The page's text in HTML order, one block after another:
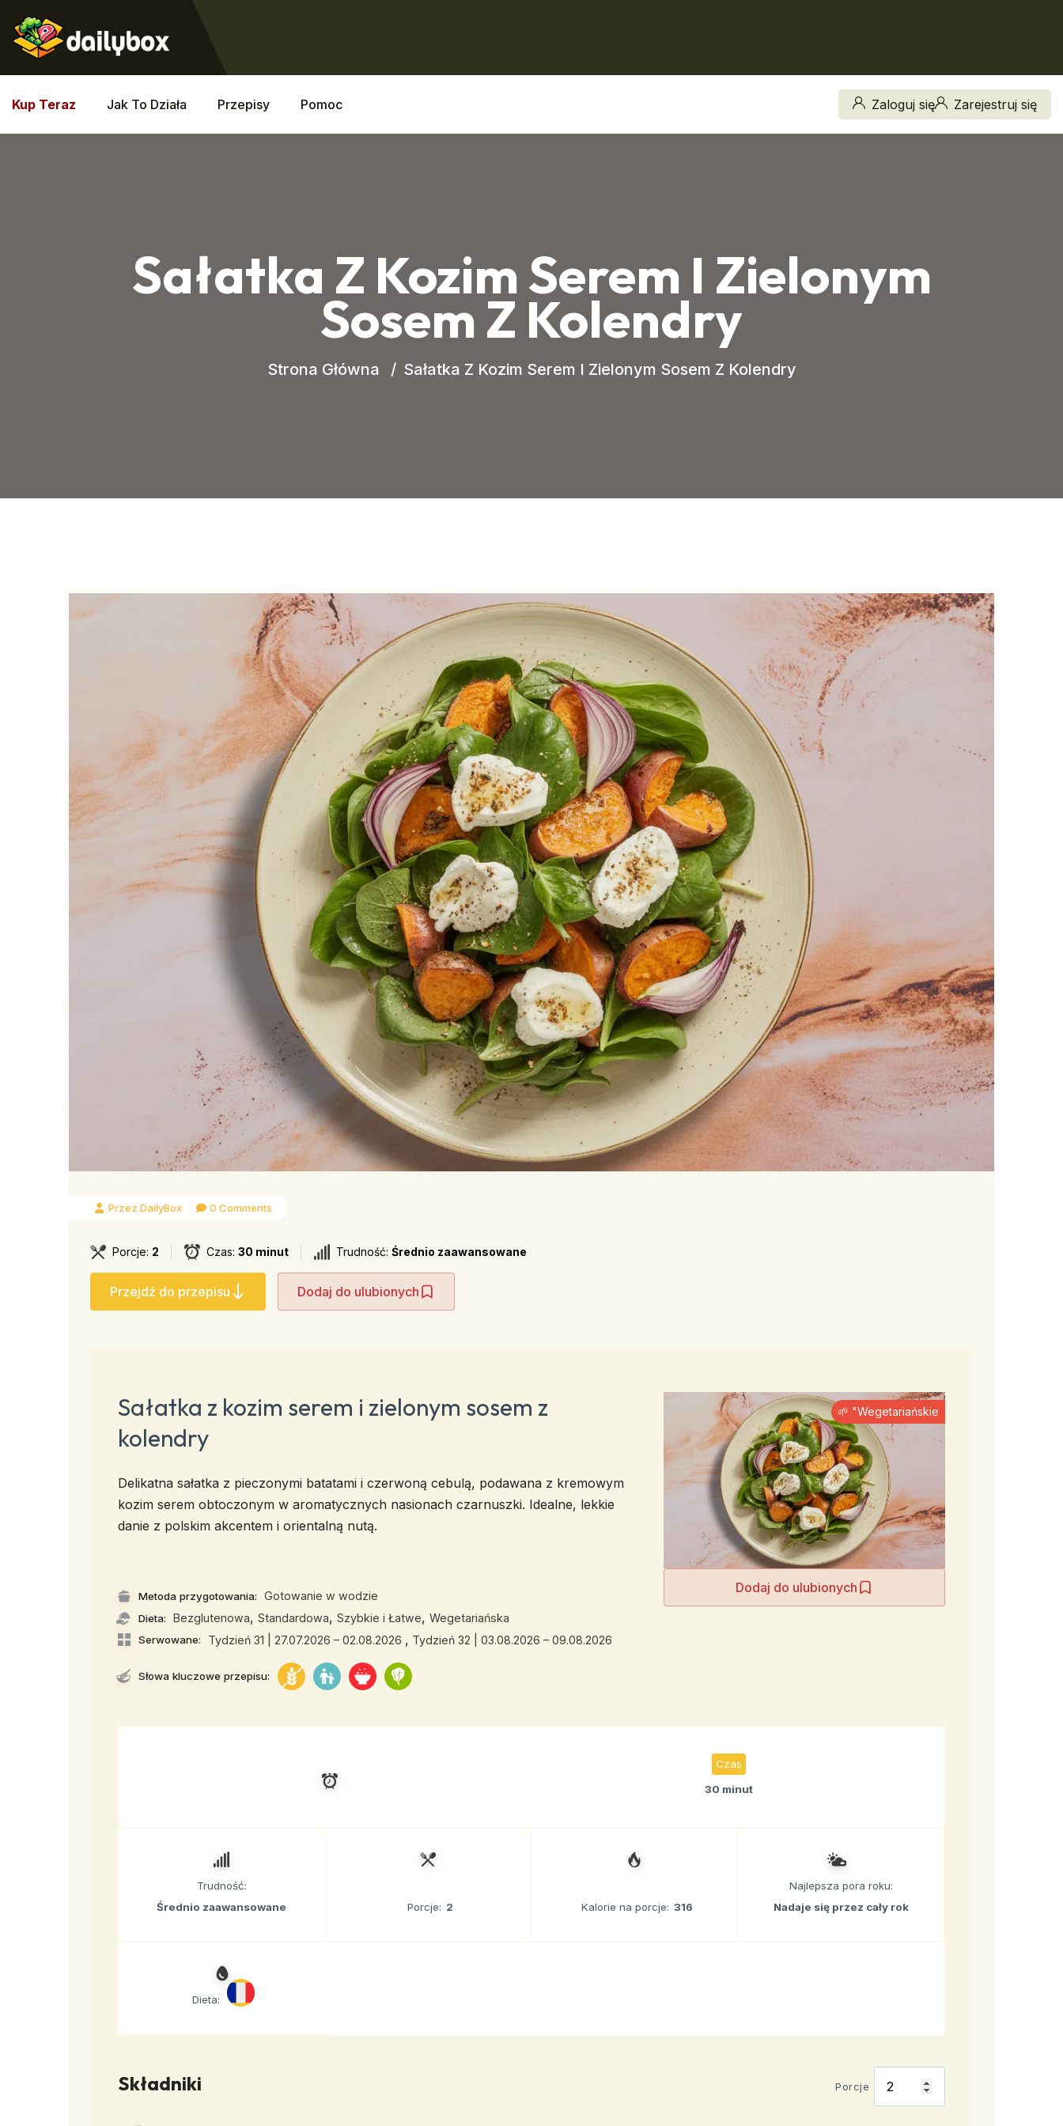
Kup Teraz Jak To Działa Przepisy Pomoc Zaloguj się Zarejestruj się
Sałatka Z Kozim Serem I Zielonym
Sosem Z Kolendry
Strona Główna Sałatka Z Kozim Serem I Zielonym Sosem Z Kolendry
Przez DailyBox 0 Comments
Porcje: 2 Czas: 30 minut Trudność: Średnio zaawansowane
Przejdź do przepisu Dodaj do ulubionych
Sałatka z kozim serem i zielonym sosem z
kolendry
Delikatna sałatka z pieczonymi batatami i czerwoną cebulą, podawana z kremowym
kozim serem obtoczonym w aromatycznych nasionach czarnuszki. Idealne, lekkie
danie z polskim akcentem i orientalną nutą.
Metoda przygotowania: Gotowanie w wodzie
Dieta: Bezglutenowa, Standardowa, Szybkie i Łatwe, Wegetariańska
Serwowane: Tydzień 31 | 27.07.2026 – 02.08.2026 , Tydzień 32 | 03.08.2026 – 09.08.2026
Słowa kluczowe przepisu:
Dodaj do ulubionych
🌱 "Wegetariańskie
Czas
30 minut
Trudność:
Średnio zaawansowane
Porcje: 2 Kalorie na porcje: 316
Najlepsza pora roku:
Nadaje się przez cały rok
Dieta:
Składniki Porcje